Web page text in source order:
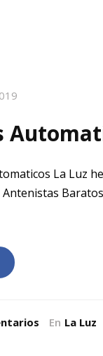
La Luz
Baratos
En La Luz